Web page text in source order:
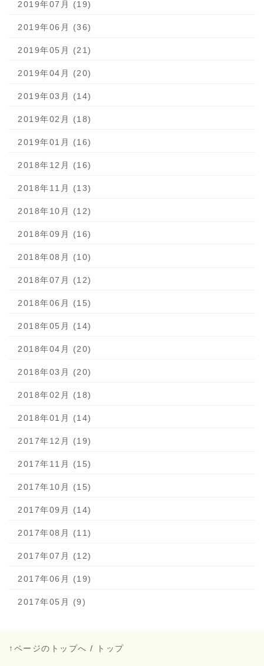
2019年07月 (19)
2019年06月 (36)
2019年05月 (21)
2019年04月 (20)
2019年03月 (14)
2019年02月 (18)
2019年01月 (16)
2018年12月 (16)
2018年11月 (13)
2018年10月 (12)
2018年09月 (16)
2018年08月 (10)
2018年07月 (12)
2018年06月 (15)
2018年05月 (14)
2018年04月 (20)
2018年03月 (20)
2018年02月 (18)
2018年01月 (14)
2017年12月 (19)
2017年11月 (15)
2017年10月 (15)
2017年09月 (14)
2017年08月 (11)
2017年07月 (12)
2017年06月 (19)
2017年05月 (9)
↑ページのトップへ / トップ